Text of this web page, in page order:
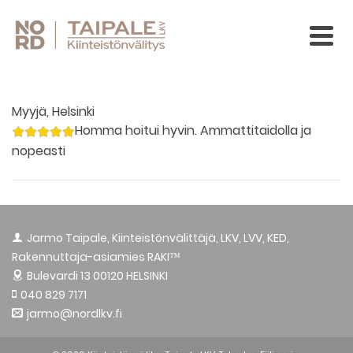
Myyjä, Helsinki
Homma hoitui hyvin. Ammattitaidolla ja
nopeasti
Jarmo Taipale, Kiinteistönvälittäjä, LKV, LVV, KED,
Rakennuttaja-asiamies RAKI™
Bulevardi 13 00120 HELSINKI
040 829 7171
jarmo@nordlkv.fi